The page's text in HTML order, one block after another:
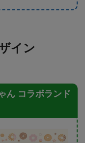
イン
ん コラボランド